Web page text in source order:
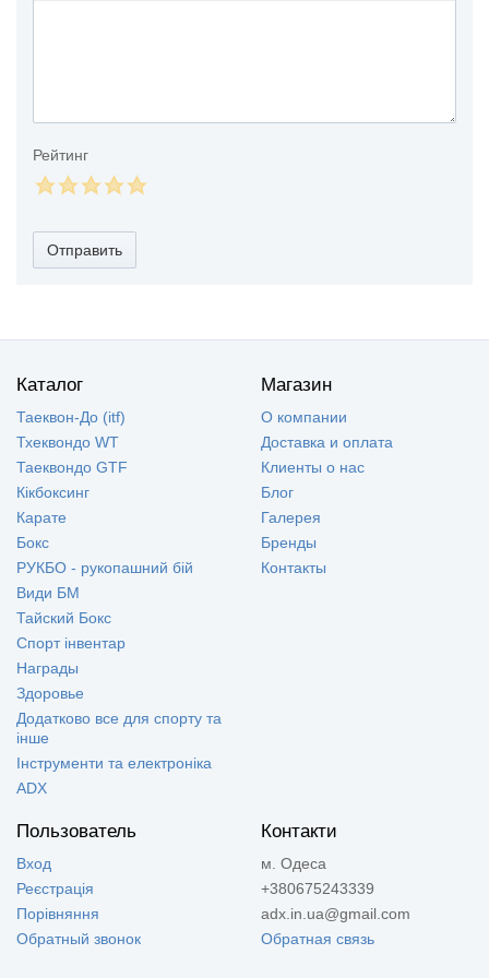
Рейтинг
Отправить
Каталог
Таеквон-До (itf)
Тхеквондо WT
Таеквондо GTF
Кікбоксинг
Карате
Бокс
РУКБО - рукопашний бій
Види БМ
Тайский Бокс
Спорт інвентар
Награды
Здоровье
Додатково все для спорту та
інше
Інструменти та електроніка
ADX
Магазин
О компании
Доставка и оплата
Клиенты о нас
Блог
Галерея
Бренды
Контакты
Пользователь
Вход
Реєстрація
Порівняння
Обратный звонок
Контакти
м. Одеса
+380675243339
adx.in.ua@gmail.com
Обратная связь